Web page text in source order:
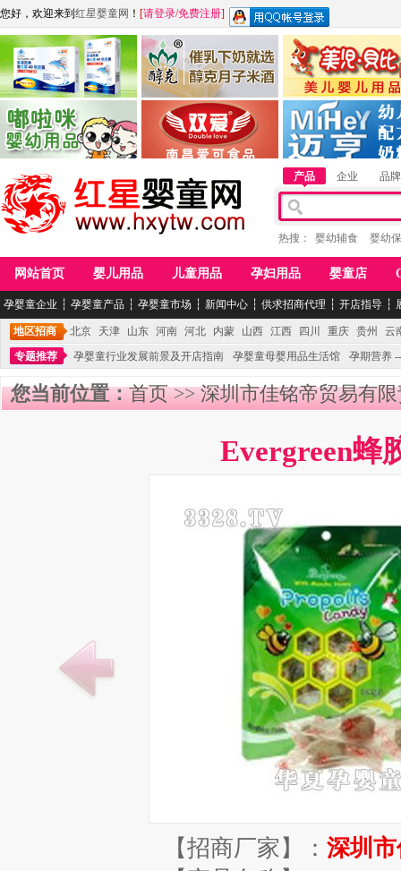
您好，欢迎来到 红星婴童网 ！ [请登录/免费注册]
江西麦嘟嘟食品有限公司
青岛嘟啦咪婴幼儿用品公司
江西醇之客月子米酒 惠州市美儿婴儿用品
湖南迈亨母婴用品有限
产品 企业 品牌
热搜： 婴幼辅食 婴幼
网站首页 婴儿用品 儿童用品 孕妇用品 婴童店
孕婴童企业 ┆ 孕婴童产品 ┆ 孕婴童市场 ┆ 新闻中心 ┆ 供求招商代理 ┆ 开店指导 ┆
地区招商 北京 天津 山东 河南 河北 内蒙 山西 江西 四川 重庆 贵州
云
专题推荐
孕婴童行业发展前景及开店指南 孕婴童母婴用品生活馆 孕期营养
您当前位置：首页>>深圳市佳铭帝贸易有
Evergreen蜂
【招商厂家】： 深圳